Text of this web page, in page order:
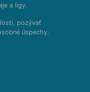
a ligy.
pozývať
úspechy.